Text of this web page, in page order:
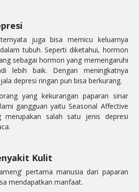
juga bisa memicu keluarnya
tubuh. Seperti diketahui, hormon
sebagai hormon yang memengaruhi
lebih baik. Dengan meningkatnya
depresi ringan pun bisa berkurang.
yang kekurangan paparan sinar
gangguan yaituSeasonal Affective
salah satu jenis depresi
Kulit
pertama manusia dari paparan
mendapatkan manfaat.